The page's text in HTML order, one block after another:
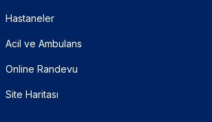
Hastaneler
Acil ve Ambulans
Online Randevu
Site Haritası